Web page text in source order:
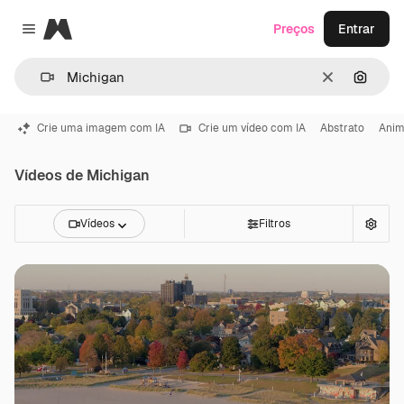
Close menu
Magnific
Limpar
Preços Entrar
Crie uma imagem com IA Crie um vídeo com IA Abstrato
Vídeos de Michigan
Vídeos Filtros